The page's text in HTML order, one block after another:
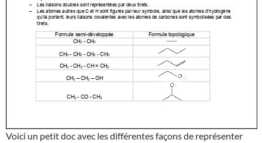
Voici un petit doc avec les différentes façons de représenter